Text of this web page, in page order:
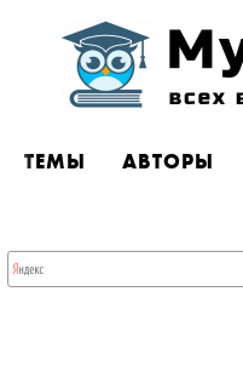
ТЕМЫ АВТОРЫ